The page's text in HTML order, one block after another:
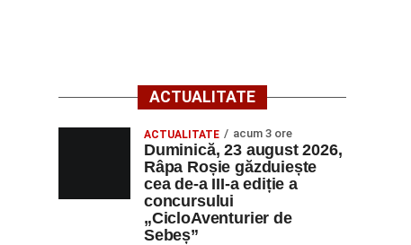
ACTUALITATE
ACTUALITATE acum 3 ore
Duminică, 23 august 2026,
Râpa Roșie găzduiește
cea de-a III-a ediție a
concursului
„CicloAventurier de
Sebeș”